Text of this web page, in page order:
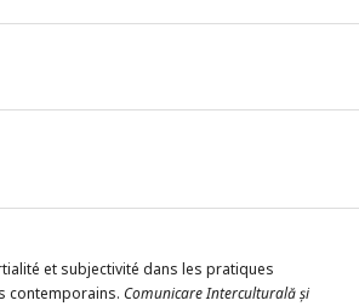
et subjectivité dans les pratiques
contemporains. Comunicare Interculturală și